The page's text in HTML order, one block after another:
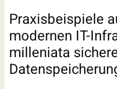
Praxisbeispiele
modernen IT-
milleniata